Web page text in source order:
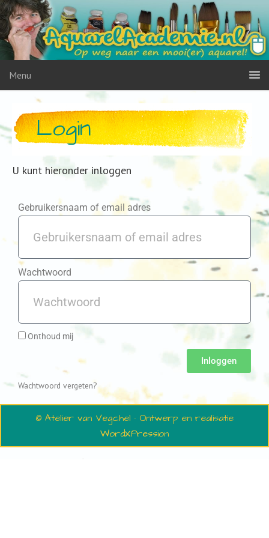
Menu
Login
U kunt hieronder inloggen
Gebruikersnaam of email adres
Wachtwoord
Onthoud mij
Inloggen
Wachtwoord vergeten?
© Atelier van Vegchel · Ontwerp en realisatie
WordXPression